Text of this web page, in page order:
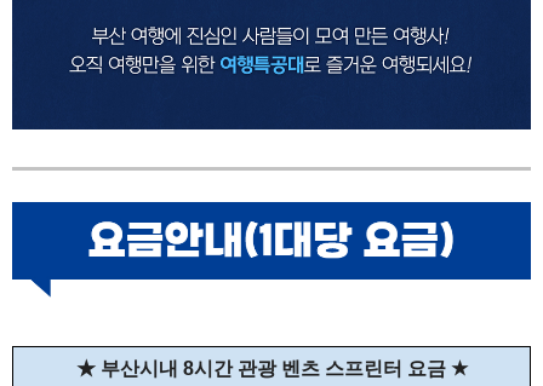
★ 부산시내 8시간 관광 벤츠 스프린터 요금★